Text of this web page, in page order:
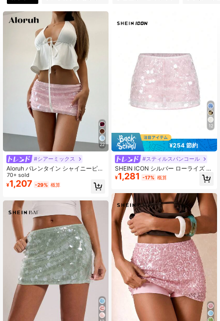
4.80
4.80 558K フォロワー
4.80 558K フォロワー
4.80 558K フォロワー
22
#シアーミックス
Aloruh バレンタイン シャイニーピン
クシーケンス装飾 ミニスカート ウエ
スト低め、フェスティバル/ストリー
トウェア パーティーシーケンススカ
70+ sold
¥1,207 -29% 概算
12
¥254 節約
#スティルスパンコール
SHEIN ICON シルバー ローライズ ス
パンコール装飾 ボディコン ミニスカ
ート
¥1,281 -17% 概算